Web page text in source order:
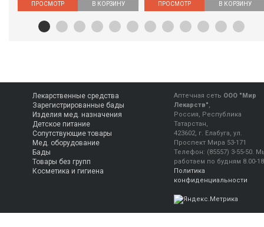
ПРОСМОТР В КОРЗИНУ ПРОСМОТР В КОРЗИНУ
Лекарственные средства
Зарегистрированные бады
Изделия мед. назначения
Детское питание
Сопутствующие товары
Мед. оборудование
Бады
Товары без групп
Косметика и гигиена
Аптечная сеть ООО "Мир
Лекарств",
Россия, Республика
Татарстан,
423602, г. Елабуга, ул.
Проспект Мира 53-171
Телефон: (85557) 3-55-50.
работаем по будням 8.00-
Политика
конфиденциальности
Консультация фармацевта